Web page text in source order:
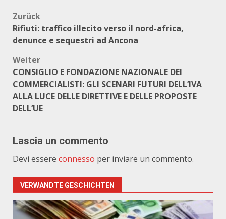
Beitragsnavigation
Zurück
Rifiuti: traffico illecito verso il nord-africa,
denunce e sequestri ad Ancona
Weiter
CONSIGLIO E FONDAZIONE NAZIONALE DEI
COMMERCIALISTI: GLI SCENARI FUTURI DELL’IVA
ALLA LUCE DELLE DIRETTIVE E DELLE PROPOSTE
DELL’UE
Lascia un commento
Devi essere connesso per inviare un commento.
VERWANDTE GESCHICHTEN